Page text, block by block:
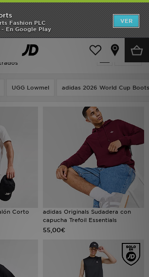
Fashion PLC
- En Google Play
VER
Originals Trefoil
UGG Lowmel adidas 2026 World Cup Boots
Corto
adidas Originals Sudadera con
capucha Trefoil Essentials
55,00€